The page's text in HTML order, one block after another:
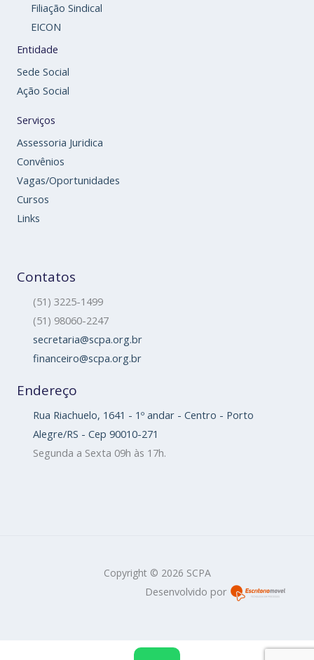
Filiação Sindical
EICON
Entidade
Sede Social
Ação Social
Serviços
Assessoria Juridica
Convênios
Vagas/Oportunidades
Cursos
Links
Contatos
(51) 3225-1499
(51) 98060-2247
secretaria@scpa.org.br
financeiro@scpa.org.br
Endereço
Rua Riachuelo, 1641 - 1º andar - Centro - Porto
Alegre/RS - Cep 90010-271
Segunda a Sexta 09h às 17h.
Copyright © 2026 SCPA
Desenvolvido por